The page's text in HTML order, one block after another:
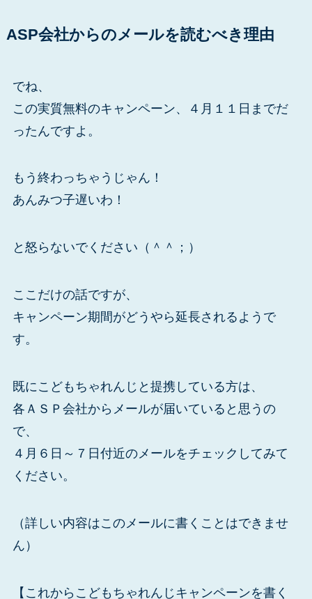
ASP会社からのメールを読むべき理由
でね、
この実質無料のキャンペーン、４月１１日までだ
ったんですよ。
もう終わっちゃうじゃん！
あんみつ子遅いわ！
と怒らないでください（＾＾；）
ここだけの話ですが、
キャンペーン期間がどうやら延長されるようで
す。
既にこどもちゃれんじと提携している方は、
各ＡＳＰ会社からメールが届いていると思うの
で、
４月６日～７日付近のメールをチェックしてみて
ください。
（詳しい内容はこのメールに書くことはできませ
ん）
【これからこどもちゃれんじキャンペーンを書く